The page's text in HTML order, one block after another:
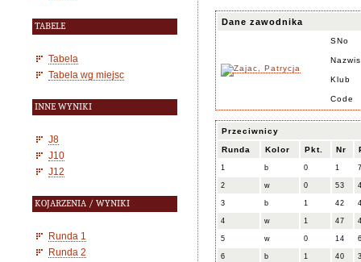
TABELE
Tabela
Tabela wg miejsc
INNE WYNIKI
J8
J10
J12
KOJARZENIA / WYNIKI
Runda 1
Runda 2
Dane zawodnika
SNo
Klub
Code
Przeciwnicy
Runda Kolor Pkt. Nr
1 b 0 1
2 w 0 53
3 b 1 42
4 w 1 47
5 w 0 14
6 b 1 40